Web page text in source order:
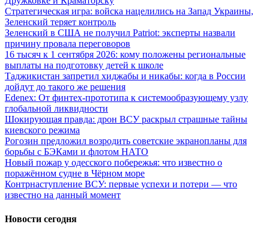
Стратегическая игра: войска нацелились на Запад Украины,
Зеленский теряет контроль
Зеленский в США не получил Patriot: эксперты назвали
причину провала переговоров
16 тысяч к 1 сентября 2026: кому положены региональные
выплаты на подготовку детей к школе
Таджикистан запретил хиджабы и никабы: когда в России
дойдут до такого же решения
Edenex: От финтех-прототипа к системообразующему узлу
глобальной ликвидности
Шокирующая правда: дрон ВСУ раскрыл страшные тайны
киевского режима
Рогозин предложил возродить советские экранопланы для
борьбы с БЭКами и флотом НАТО
Новый пожар у одесского побережья: что известно о
поражённом судне в Чёрном море
Контрнаступление ВСУ: первые успехи и потери — что
известно на данный момент
Новости сегодня